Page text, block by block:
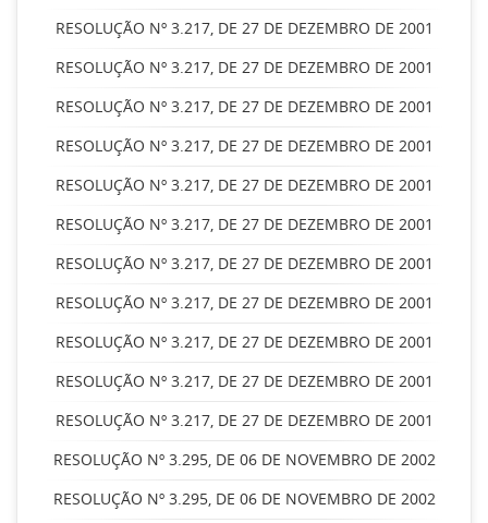
RESOLUÇÃO Nº 3.217, DE 27 DE DEZEMBRO DE 2001
RESOLUÇÃO Nº 3.217, DE 27 DE DEZEMBRO DE 2001
RESOLUÇÃO Nº 3.217, DE 27 DE DEZEMBRO DE 2001
RESOLUÇÃO Nº 3.217, DE 27 DE DEZEMBRO DE 2001
RESOLUÇÃO Nº 3.217, DE 27 DE DEZEMBRO DE 2001
RESOLUÇÃO Nº 3.217, DE 27 DE DEZEMBRO DE 2001
RESOLUÇÃO Nº 3.217, DE 27 DE DEZEMBRO DE 2001
RESOLUÇÃO Nº 3.217, DE 27 DE DEZEMBRO DE 2001
RESOLUÇÃO Nº 3.217, DE 27 DE DEZEMBRO DE 2001
RESOLUÇÃO Nº 3.217, DE 27 DE DEZEMBRO DE 2001
RESOLUÇÃO Nº 3.217, DE 27 DE DEZEMBRO DE 2001
RESOLUÇÃO Nº 3.295, DE 06 DE NOVEMBRO DE 2002
RESOLUÇÃO Nº 3.295, DE 06 DE NOVEMBRO DE 2002